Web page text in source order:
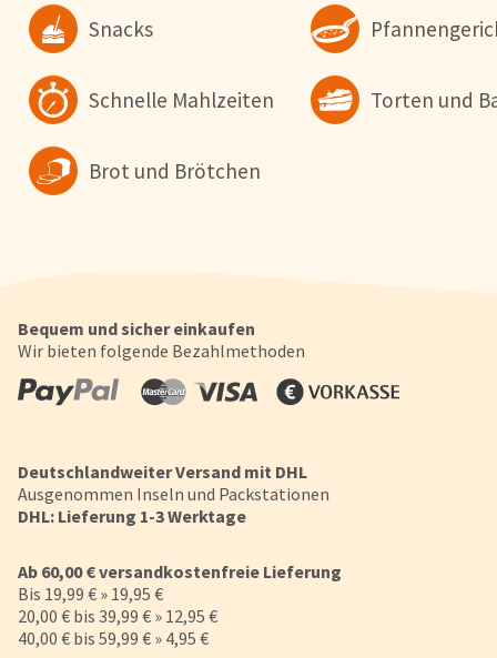
Snacks
Schnelle Mahlzeiten Torten und
Brot und Brötchen
Bequem und sicher einkaufen
Wir bieten folgende Bezahlmethoden
Deutschlandweiter Versand mit DHL
Ausgenommen Inseln und Packstationen
DHL: Lieferung 1-3 Werktage
Ab 60,00 € versandkostenfreie Lieferung
Bis 19,99 € » 19,95 €
20,00 € bis 39,99 € » 12,95 €
40,00 € bis 59,99 € » 4,95 €
wollen. Weitere Informationen erhalten Sie in unserer
Datenschutzerklärung
Alle
Konfigurieren